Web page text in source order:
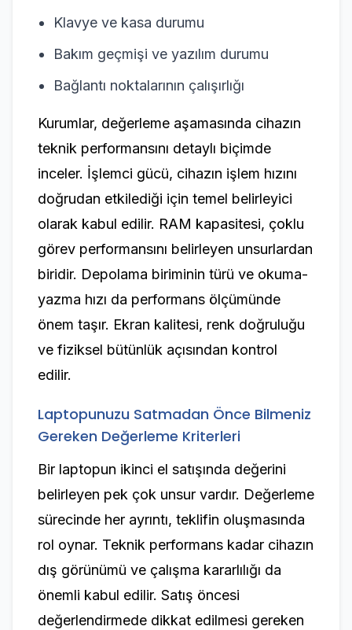
Klavye ve kasa durumu
Bakım geçmişi ve yazılım durumu
Bağlantı noktalarının çalışırlığı
Kurumlar, değerleme aşamasında cihazın
teknik performansını detaylı biçimde
inceler. İşlemci gücü, cihazın işlem hızını
doğrudan etkilediği için temel belirleyici
olarak kabul edilir. RAM kapasitesi, çoklu
görev performansını belirleyen unsurlardan
biridir. Depolama biriminin türü ve okuma-
yazma hızı da performans ölçümünde
önem taşır. Ekran kalitesi, renk doğruluğu
ve fiziksel bütünlük açısından kontrol
edilir.
Laptopunuzu Satmadan Önce Bilmeniz
Gereken Değerleme Kriterleri
Bir laptopun ikinci el satışında değerini
belirleyen pek çok unsur vardır. Değerleme
sürecinde her ayrıntı, teklifin oluşmasında
rol oynar. Teknik performans kadar cihazın
dış görünümü ve çalışma kararlılığı da
önemli kabul edilir. Satış öncesi
değerlendirmede dikkat edilmesi gereken